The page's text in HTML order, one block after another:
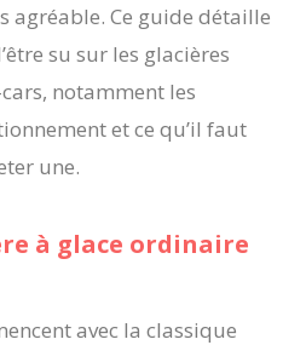
agréable. Ce guide détaille
su sur les glacières
notamment les
et ce qu’il faut
une.
à glace ordinaire
avec la classique